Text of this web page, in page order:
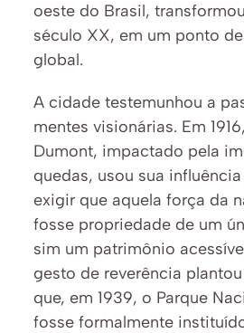
oeste do Brasil,
século XX, em um ponto
global.
A cidade testemunhou a
mentes visionárias. Em
Dumont, impactado pela
quedas, usou sua
exigir que aquela força da
fosse propriedade de um
sim um patrimônio
gesto de reverência
que, em 1939, o Parque
fosse formalmente